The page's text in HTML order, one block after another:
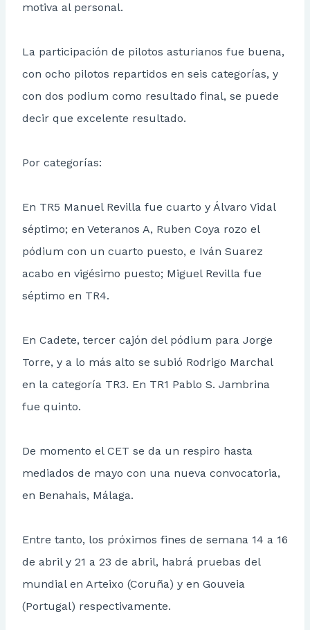
motiva al personal.
La participación de pilotos asturianos fue buena,
con ocho pilotos repartidos en seis categorías, y
con dos podium como resultado final, se puede
decir que excelente resultado.
Por categorías:
En TR5 Manuel Revilla fue cuarto y Álvaro Vidal
séptimo; en Veteranos A, Ruben Coya rozo el
pódium con un cuarto puesto, e Iván Suarez
acabo en vigésimo puesto; Miguel Revilla fue
séptimo en TR4.
En Cadete, tercer cajón del pódium para Jorge
Torre, y a lo más alto se subió Rodrigo Marchal
en la categoría TR3. En TR1 Pablo S. Jambrina
fue quinto.
De momento el CET se da un respiro hasta
mediados de mayo con una nueva convocatoria,
en Benahais, Málaga.
Entre tanto, los próximos fines de semana 14 a 16
de abril y 21 a 23 de abril, habrá pruebas del
mundial en Arteixo (Coruña) y en Gouveia
(Portugal) respectivamente.